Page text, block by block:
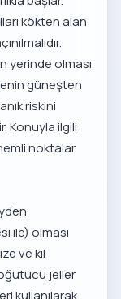
kökten alan
yerinde olması
güneşten
riskini
Konuyla ilgili
noktalar
ile) olması
ve kıl
jeller
kullanılarak